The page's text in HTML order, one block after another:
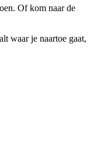
Of kom naar de
waar je naartoe gaat,